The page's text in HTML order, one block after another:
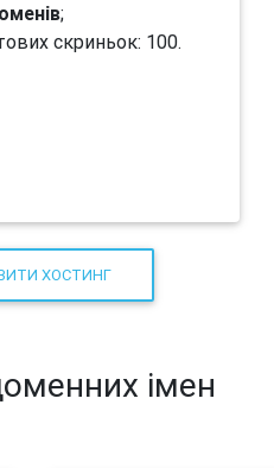
;
скриньок: 100.
ХОСТИНГ
імен